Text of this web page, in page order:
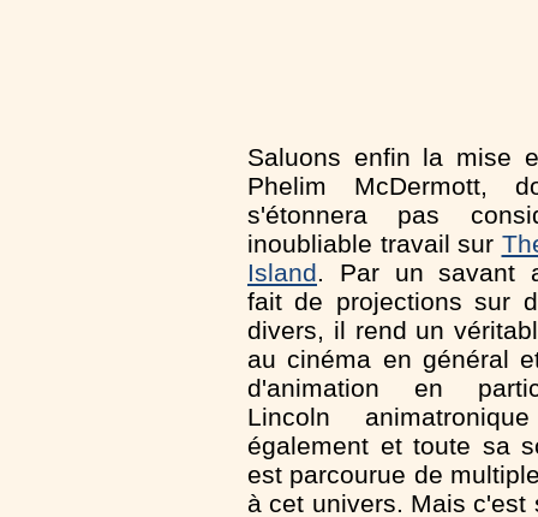
Saluons enfin la mise
Phelim McDermott,
s'étonnera pas
inoubliable travail sur
Island. Par un savant
fait de projections sur
divers, il rend un
au cinéma en général
d'animation en
Lincoln
également et toute sa
est parcourue de
à cet univers. Mais c'est